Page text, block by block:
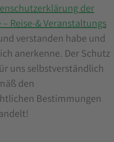
der
Reise-& Veranstaltungs
verstanden habe und
anerkenne. Der Schutz
uns selbstverständlich
den
Bestimmungen